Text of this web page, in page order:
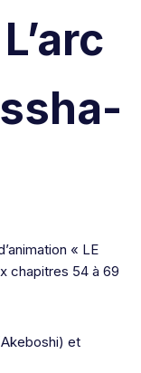
« LE
chapitres 54 à 69
et